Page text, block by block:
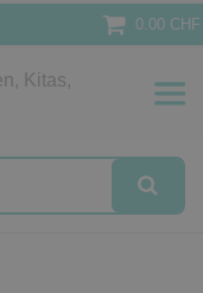
0.00 CHF
Kitas,